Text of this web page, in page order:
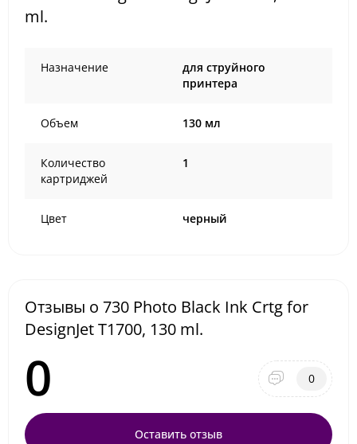
ml.
Назначение
для струйного
принтера
Объем 130 мл
Количество
картриджей
1
Цвет черный
Отзывы о 730 Photo Black Ink Crtg for
DesignJet T1700, 130 ml.
0 0
Оставить отзыв